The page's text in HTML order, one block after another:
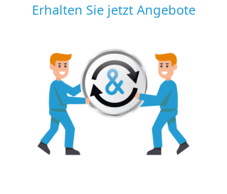
Erhalten Sie jetzt Angebote